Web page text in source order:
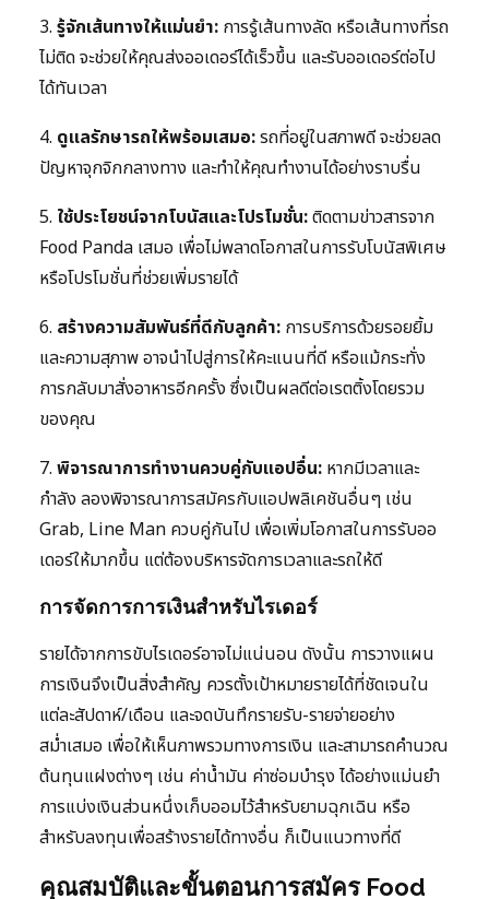
3. รู้จักเส้นทางให้แม่นยำ: การรู้เส้นทางลัด หรือเส้นทางที่รถ
ไม่ติด จะช่วยให้คุณส่งออเดอร์ได้เร็วขึ้น และรับออเดอร์ต่อไป
ได้ทันเวลา
4. ดูแลรักษารถให้พร้อมเสมอ:รถที่อยู่ในสภาพดี จะช่วยลด
ปัญหาจุกจิกกลางทาง และทำให้คุณทำงานได้อย่างราบรื่น
5. ใช้ประโยชน์จากโบนัสและโปรโมชั่น:ติดตามข่าวสารจาก
Food Panda เสมอ เพื่อไม่พลาดโอกาสในการรับโบนัสพิเศษ
หรือโปรโมชั่นที่ช่วยเพิ่มรายได้
6. สร้างความสัมพันธ์ที่ดีกับลูกค้า: การบริการด้วยรอยยิ้ม
และความสุภาพ อาจนำไปสู่การให้คะแนนที่ดี หรือแม้กระทั่ง
การกลับมาสั่งอาหารอีกครั้ง ซึ่งเป็นผลดีต่อเรตติ้งโดยรวม
ของคุณ
7. พิจารณาการทำงานควบคู่กับแอปอื่น: หากมีเวลาและ
กำลัง ลองพิจารณาการสมัครกับแอปพลิเคชันอื่นๆ เช่น
Grab, Line Man ควบคู่กันไป เพื่อเพิ่มโอกาสในการรับออ
เดอร์ให้มากขึ้น แต่ต้องบริหารจัดการเวลาและรถให้ดี
การจัดการการเงินสำหรับไรเดอร์
รายได้จากการขับไรเดอร์อาจไม่แน่นอน ดังนั้น การวางแผน
การเงินจึงเป็นสิ่งสำคัญ ควรตั้งเป้าหมายรายได้ที่ชัดเจนใน
แต่ละสัปดาห์/เดือน และจดบันทึกรายรับ-รายจ่ายอย่าง
สม่ำเสมอ เพื่อให้เห็นภาพรวมทางการเงิน และสามารถคำนวณ
ต้นทุนแฝงต่างๆ เช่น ค่าน้ำมัน ค่าซ่อมบำรุง ได้อย่างแม่นยำ
การแบ่งเงินส่วนหนึ่งเก็บออมไว้สำหรับยามฉุกเฉิน หรือ
สำหรับลงทุนเพื่อสร้างรายได้ทางอื่น ก็เป็นแนวทางที่ดี
คุณสมบัติและขั้นตอนการสมัคร Food